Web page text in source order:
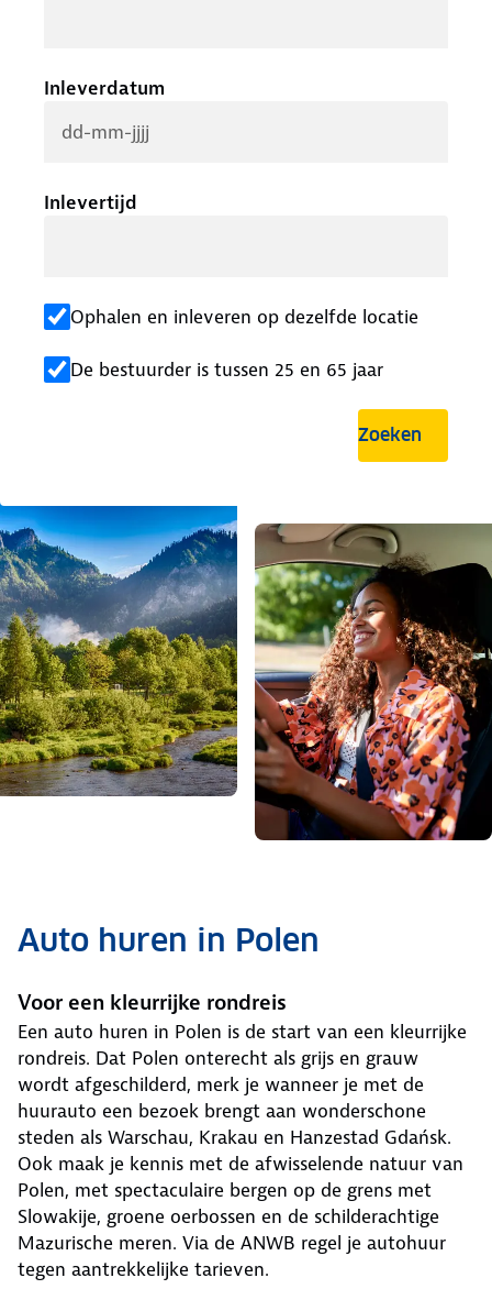
Inleverdatum
Inlevertijd
Ophalen en inleveren op dezelfde locatie
De bestuurder is tussen 25 en 65 jaar
Zoeken
Auto huren in Polen
Voor een kleurrijke rondreis
Een auto huren in Polen is de start van een kleurrijke
rondreis. Dat Polen onterecht als grijs en grauw
wordt afgeschilderd, merk je wanneer je met de
huurauto een bezoek brengt aan wonderschone
steden als Warschau, Krakau en Hanzestad Gdańsk.
Ook maak je kennis met de afwisselende natuur van
Polen, met spectaculaire bergen op de grens met
Slowakije, groene oerbossen en de schilderachtige
Mazurische meren. Via de ANWB regel je autohuur
tegen aantrekkelijke tarieven.